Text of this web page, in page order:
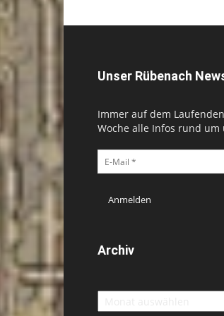
Unser Rübenach
Immer auf dem
Woche alle Infos rund um
Archiv
Archiv